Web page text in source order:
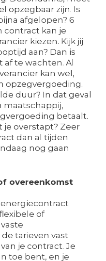
opzegbaar zijn. Is
afgelopen? 6
contract kan je
kiezen. Kijk jij
aan? Dan is
te wachten. Al
kan wel,
opzegvergoeding.
duur? In dat geval
maatschappij,
betaalt.
je overstapt? Zeer
dan al tijden
nog gaan
overeenkomst
of
tarieven vast
je contract. Je
toe bent, en je